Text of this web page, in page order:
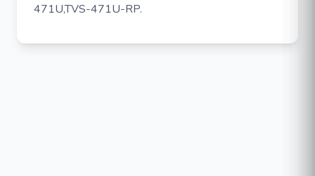
471U,TVS-471U-RP.